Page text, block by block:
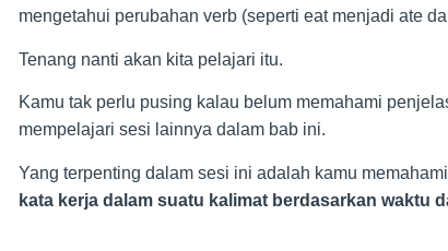
mengetahui perubahan verb (seperti eat menjadi ate
Tenang nanti akan kita pelajari itu.
Kamu tak perlu pusing kalau belum memahami
mempelajari sesi lainnya dalam bab ini.
Yang terpenting dalam sesi ini adalah kamu
kata kerja dalam suatu kalimat berdasarkan waktu